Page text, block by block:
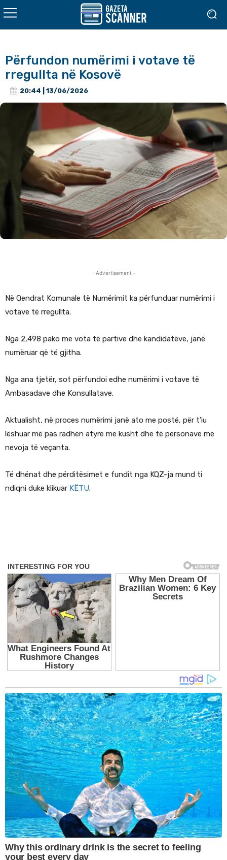
Përfundon numërimi i votave të
rregullta në Kosovë
20:44 | 13/06/2026
- Advertisement -
Në Qendrat Komunale të Numërimit ka përfunduar numërimi i
votave të rregullta.
Nga 2,498 pako me vota të partive dhe kandidatëve, janë
numëruar që të gjitha.
Nga ana tjetër, sot përfundoi edhe numërimi i votave të
Ambasadave dhe Konsullatave.
Aktualisht, në proces numërimi janë ato me postë, për t’iu
lëshuar më pas radhën atyre me kusht dhe të personave me
nevoja të veçanta.
Të dhënat dhe përditësimet e fundit nga KQZ-ja mund ti
ndiqni duke klikuar KËTU.